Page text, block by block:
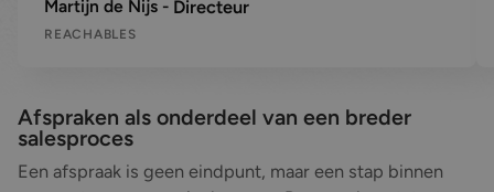
Martijn de Nijs Directeur
REACHABLES
Afspraken als onderdeel van een breder
salesproces
Een afspraak is geen eindpunt, maar een stap binnen